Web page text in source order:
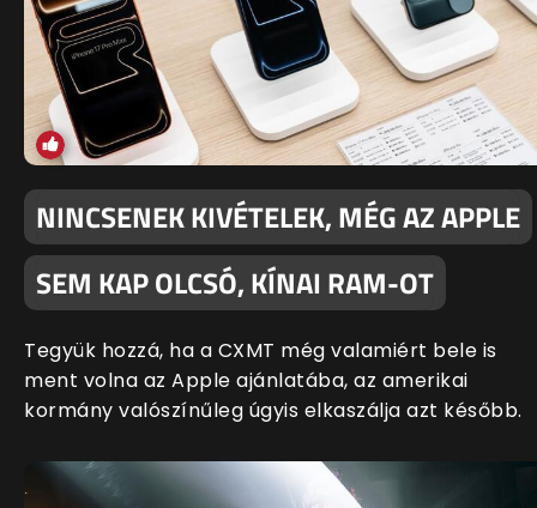
NINCSENEK KIVÉTELEK, MÉG AZ APPLE
SEM KAP OLCSÓ, KÍNAI RAM-OT
Tegyük hozzá, ha a CXMT még valamiért bele is
ment volna az Apple ajánlatába, az amerikai
kormány valószínűleg úgyis elkaszálja azt később.